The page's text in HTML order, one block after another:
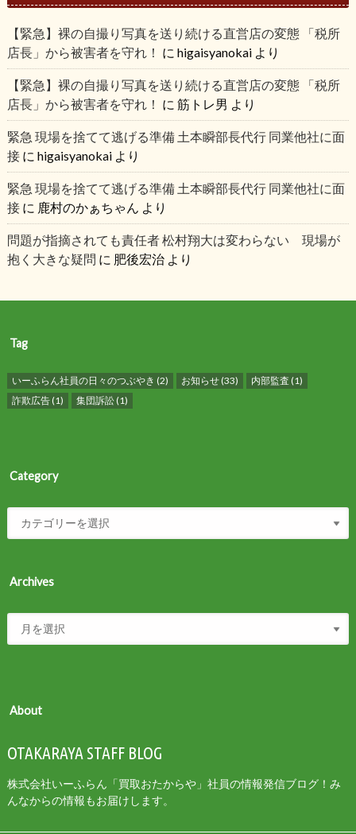
【緊急】裸の自撮り写真を送り続ける直営店の変態 「税所
店長」から被害者を守れ！ に higaisyanokaiより
【緊急】裸の自撮り写真を送り続ける直営店の変態 「税所
店長」から被害者を守れ！ に 筋トレ男 より
緊急 現場を捨てて逃げる準備 土本瞬部長代行 同業他社に面
接に higaisyanokaiより
緊急 現場を捨てて逃げる準備 土本瞬部長代行 同業他社に面
接に 鹿村のかぁちゃん より
問題が指摘されても責任者 松村翔大は変わらない 現場が
抱く大きな疑問 に 肥後宏治より
Tag
いーふらん社員の日々のつぶやき (2) お知らせ(33) 内部監査 (1)
詐欺広告(1) 集団訴訟(1)
Category
Archives
About
OTAKARAYA STAFF BLOG
株式会社いーふらん「買取おたからや」社員の情報発信ブログ！み
んなからの情報もお届けします。